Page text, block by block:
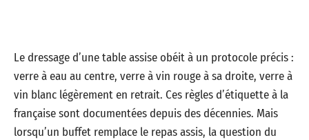
Le dressage d’une table assise obéit à un protocole précis :
verre à eau au centre, verre à vin rouge à sa droite, verre à
vin blanc légèrement en retrait. Ces règles d’étiquette à la
française sont documentées depuis des décennies. Mais
lorsqu’un buffet remplace le repas assis, la question du